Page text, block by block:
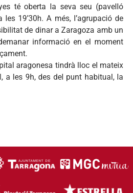
té oberta la seva seu (pavelló
les 19’30h. A més, l’agrupació de
de dinar a Zaragoza amb un
informació en el moment
aragonesa tindrà lloc el mateix
a les 9h, des del punt habitual, la